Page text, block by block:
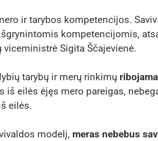
ir tarybos kompetencijos.
kompetencijomis,
Sigita Ščajevienė.
tarybų ir merų rinkimų
iš eilės ėjęs mero pareigas,
eilės.
modelį, meras nebebus